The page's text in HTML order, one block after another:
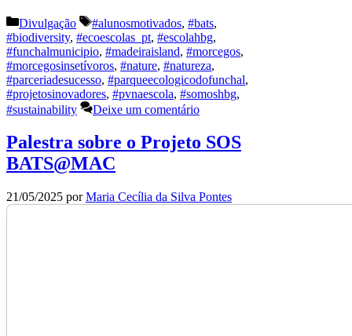
Categorias
Divulgação Etiquetas
#alunosmotivados, #bats,
#biodiversity, #ecoescolas_pt, #escolahbg,
#funchalmunicipio, #madeiraisland, #morcegos,
#morcegosinsetívoros, #nature, #natureza,
#parceriadesucesso, #parqueecologicodofunchal,
#projetosinovadores, #pvnaescola, #somoshbg,
#sustainability
Deixe um comentário
Palestra sobre o Projeto SOS
BATS@MAC
21/05/2025 porMaria Cecília da Silva Pontes